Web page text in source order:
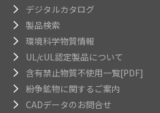
デジタルカタログ
製品検索
環境科学物質情報
UL/cUL認定製品について
含有禁止物質不使用一覧[PDF]
紛争鉱物に関するご案内
CADデータのお問合せ